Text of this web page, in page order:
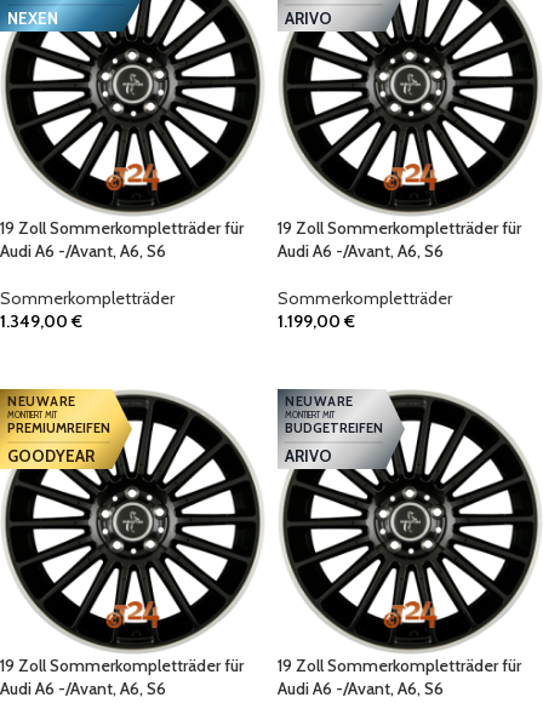
NEXEN
19 Zoll Sommerkompletträder für
Audi A6 -/Avant, A6, S6
Sommerkompletträder
1.349,00€
ARIVO
19 Zoll Sommerkompletträder für
Audi A6 -/Avant, A6, S6
Sommerkompletträder
1.199,00€
NEUWARE
MONTIERT MIT
PREMIUMREIFEN
GOODYEAR
19 Zoll Sommerkompletträder für
Audi A6 -/Avant, A6, S6
NEUWARE
MONTIERT MIT
BUDGETREIFEN
ARIVO
19 Zoll Sommerkompletträder für
Audi A6 -/Avant, A6, S6